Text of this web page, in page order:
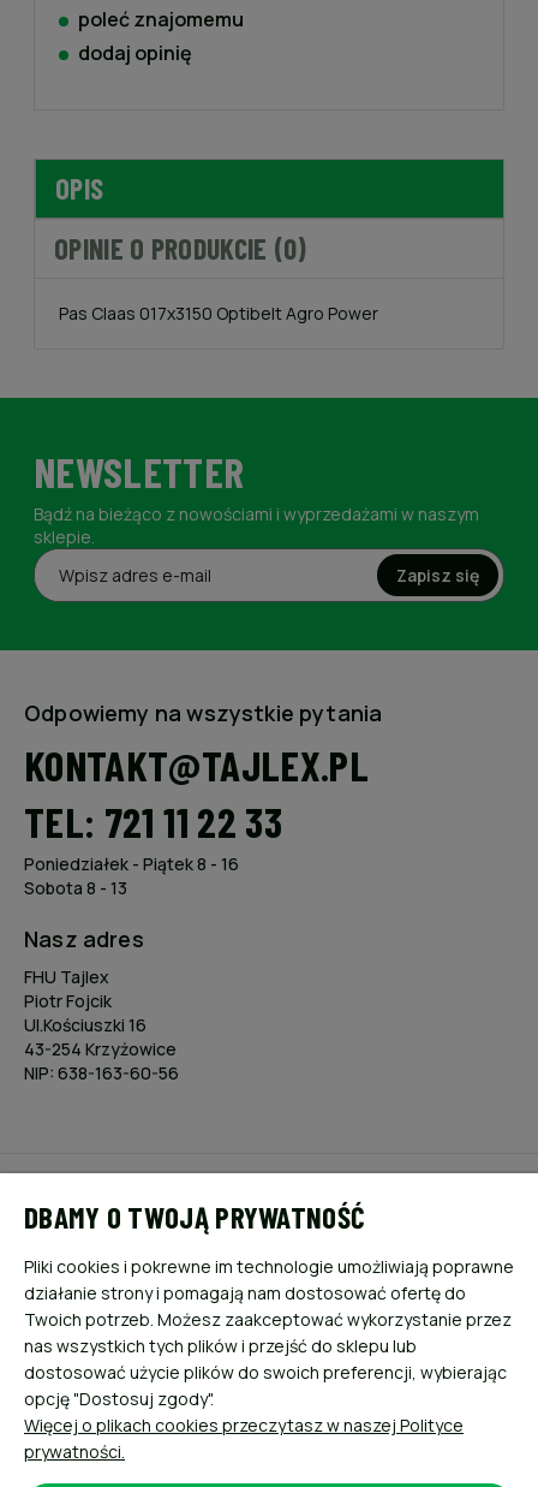
poleć znajomemu
dodaj opinię
OPIS
OPINIE O PRODUKCIE (0)
Pas Claas 017x3150 Optibelt Agro Power
NEWSLETTER
Bądź na bieżąco z nowościami i wyprzedażami w naszym
sklepie.
Zapisz się
Odpowiemy na wszystkie pytania
KONTAKT@TAJLEX.PL
TEL: 721 11 22 33
Poniedziałek - Piątek 8 - 16
Sobota 8 - 13
Nasz adres
FHU Tajlex
Piotr Fojcik
Ul.Kościuszki 16
43-254 Krzyżowice
NIP: 638-163-60-56
PŁATNOŚCI I DOSTAWA
INFORMACJE
O NAS
DBAMY O TWOJĄ PRYWATNOŚĆ
Pliki cookies i pokrewne im technologie umożliwiają poprawne
działanie strony i pomagają nam dostosować ofertę do
Twoich potrzeb. Możesz zaakceptować wykorzystanie przez
nas wszystkich tych plików i przejść do sklepu lub
dostosować użycie plików do swoich preferencji, wybierając
opcję "Dostosuj zgody".
Więcej o plikach cookies przeczytasz w naszej Polityce
prywatności.